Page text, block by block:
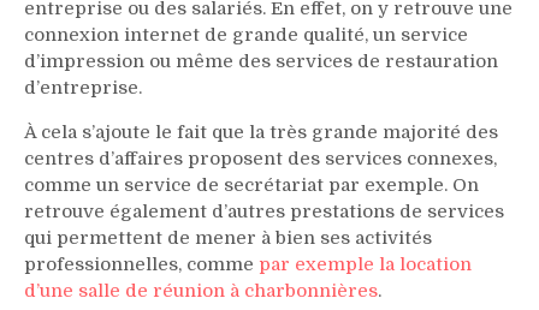
entreprise ou des salariés. En effet, on y retrouve une
connexion internet de grande qualité, un service
d’impression ou même des services de restauration
d’entreprise.
À cela s’ajoute le fait que la très grande majorité des
centres d’affaires proposent des services connexes,
comme un service de secrétariat par exemple. On
retrouve également d’autres prestations de services
qui permettent de mener à bien ses activités
professionnelles, comme par exemple la location
d’une salle de réunion à charbonnières.